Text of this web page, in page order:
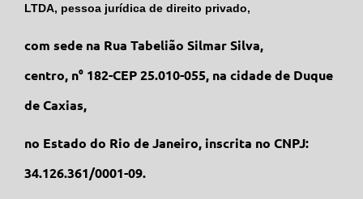
LTDA, pessoa jurídica de direito privado,
com sede na Rua Tabelião Silmar Silva,
centro, n° 182-CEP 25.010-055, na cidade de Duque
de Caxias,
no Estado do Rio de Janeiro, inscrita no CNPJ:
34.126.361/0001-09.